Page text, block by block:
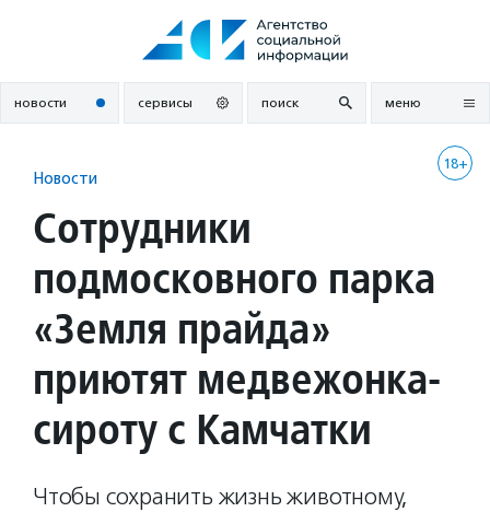
новости сервисы поиск меню
18+
Новости
Сотрудники
подмосковного парка
«Земля прайда»
приютят медвежонка-
сироту с Камчатки
Чтобы сохранить жизнь животному,